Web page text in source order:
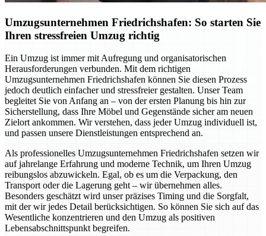
Umzugsunternehmen Friedrichshafen: So starten Sie
Ihren stressfreien Umzug richtig
Ein Umzug ist immer mit Aufregung und organisatorischen
Herausforderungen verbunden. Mit dem richtigen
Umzugsunternehmen Friedrichshafen können Sie diesen Prozess
jedoch deutlich einfacher und stressfreier gestalten. Unser Team
begleitet Sie von Anfang an – von der ersten Planung bis hin zur
Sicherstellung, dass Ihre Möbel und Gegenstände sicher am neuen
Zielort ankommen. Wir verstehen, dass jeder Umzug individuell ist,
und passen unsere Dienstleistungen entsprechend an.
Als professionelles Umzugsunternehmen Friedrichshafen setzen wir
auf jahrelange Erfahrung und moderne Technik, um Ihren Umzug
reibungslos abzuwickeln. Egal, ob es um die Verpackung, den
Transport oder die Lagerung geht – wir übernehmen alles.
Besonders geschätzt wird unser präzises Timing und die Sorgfalt,
mit der wir jedes Detail berücksichtigen. So können Sie sich auf das
Wesentliche konzentrieren und den Umzug als positiven
Lebensabschnittspunkt begreifen.